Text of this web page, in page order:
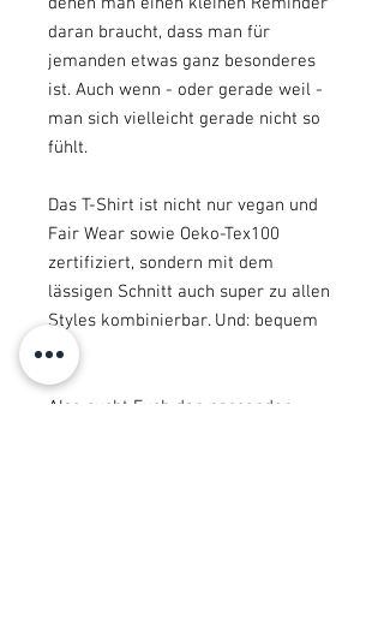
daran braucht, dass man für
jemanden etwas ganz besonderes
ist. Auch wenn - oder gerade weil -
man sich vielleicht gerade nicht so
fühlt.
Das T-Shirt ist nicht nur vegan und
Fair Wear sowie Oeko-Tex100
zertifiziert, sondern mit dem
lässigen Schnitt auch super zu allen
Styles kombinierbar. Und: bequem
:-)
Also sucht Euch den passenden